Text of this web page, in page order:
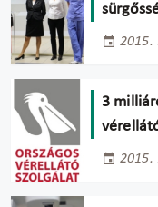
2015.
3
2015.